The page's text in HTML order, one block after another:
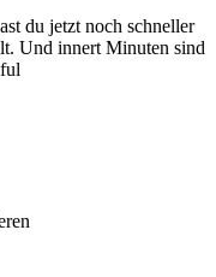
du jetzt noch schneller
Und innert Minuten sind